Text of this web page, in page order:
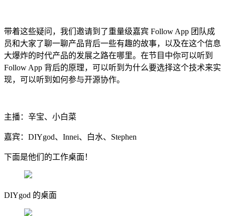
带着这些疑问，我们邀请到了重量级嘉宾 Follow App 团队成
员和大家了聊一聊产品背后一些有趣的故事，以及在这个信息
大爆炸的时代产品的发展之路在哪里。在节目中你可以听到
Follow App 背后的原理，可以听到为什么要选择这个技术来实
现，可以听到如何参与开源协作。
主播：辛宝、小白菜
嘉宾：DIYgod、Innei、白水、Stephen
下面是他们的工作桌面！
DIYgod 的桌面